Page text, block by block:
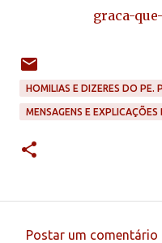
graca-
HOMILIAS E DIZERES DO PE.
MENSAGENS E
Postar um comentário